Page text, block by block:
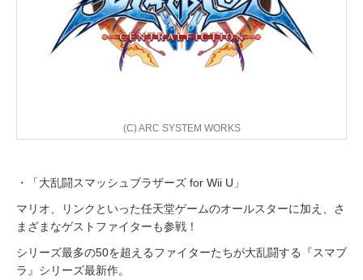
(C) ARC SYSTEM WORKS
・「大乱闘スマッシュブラザーズ for Wii U」
マリオ、リンクといった任天堂ゲームのオールスターに加え、さ
まざまなゲストファイターも参戦！
シリーズ最多の50を超えるファイターたちが大乱闘する『スマブ
ラ』シリーズ最新作。